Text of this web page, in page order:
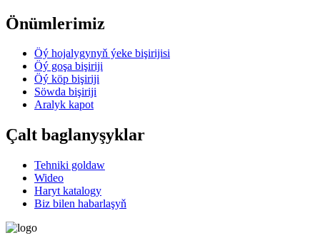
Önümlerimiz
Öý hojalygynyň ýeke bişirijisi
Öý goşa bişiriji
Öý köp bişiriji
Söwda bişiriji
Aralyk kapot
Çalt baglanyşyklar
Tehniki goldaw
Wideo
Haryt katalogy
Biz bilen habarlaşyň